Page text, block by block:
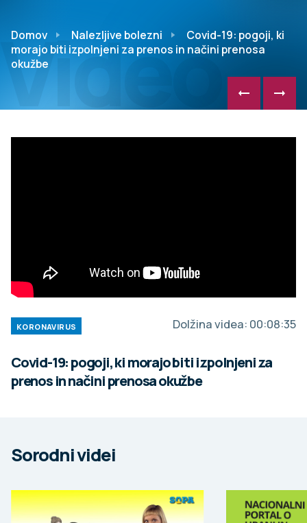
Video
Domov Nalezljive bolezni
Covid-19: pogoji, ki
morajo biti izpolnjeni za prenos in načini prenosa
okužbe
KORONAVIRUS Dolžina videa: 00:08:35
Covid-19: pogoji, ki morajo biti izpolnjeni za
prenos in načini prenosa okužbe
Sorodni videi